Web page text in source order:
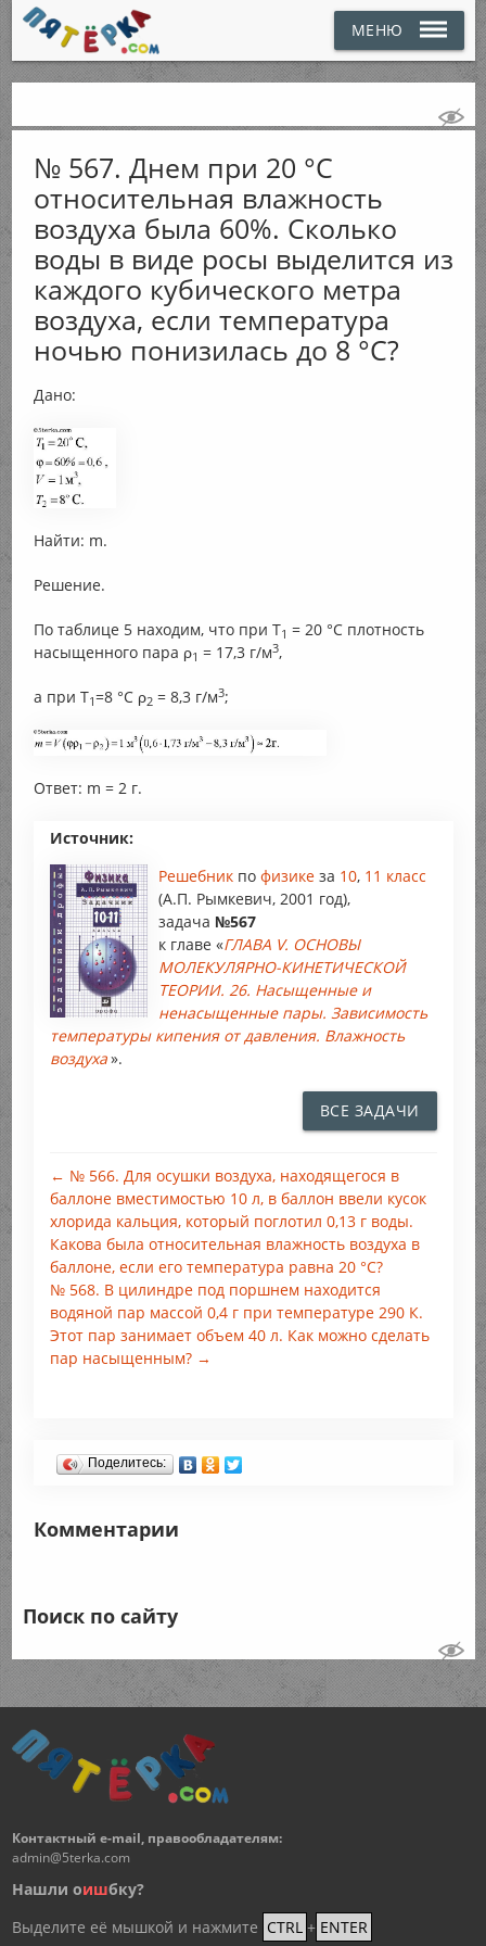
МЕНЮ
№ 567. Днем при 20 °С
относительная влажность
воздуха была 60%. Сколько
воды в виде росы выделится из
каждого кубического метра
воздуха, если температура
ночью понизилась до 8 °С?
Дано:
Найти: m.
Решение.
По таблице 5 находим, что при T1 = 20 °С плотность
насыщенного пара ρ1 = 17,3 г/м3,
а при T1=8 °С ρ2= 8,3 г/м3;
Ответ: m = 2 г.
Источник:
Решебник по физике за 10, 11 класс
(А.П. Рымкевич, 2001 год),
задача №567
к главе «ГЛАВА V. ОСНОВЫ
МОЛЕКУЛЯРНО-КИНЕТИЧЕСКОЙ
ТЕОРИИ. 26. Насыщенные и
ненасыщенные пары. Зависимость
температуры кипения от давления. Влажность
воздуха».
ВСЕ ЗАДАЧИ
← № 566. Для осушки воздуха, находящегося в
баллоне вместимостью 10 л, в баллон ввели кусок
хлорида кальция, который поглотил 0,13 г воды.
Какова была относительная влажность воздуха в
баллоне, если его температура равна 20 °С?
№ 568. В цилиндре под поршнем находится
водяной пар массой 0,4 г при температуре 290 К.
Этот пар занимает объем 40 л. Как можно сделать
пар насыщенным? →
Поделитесь:
Комментарии
Поиск по сайту
Контактный e-mail, правообладателям:
admin@5terka.com
Нашли оишбку?
Выделите её мышкой и нажмите CTRL + ENTER